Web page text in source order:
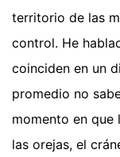
territorio de las
control. He
coinciden en un
promedio no
momento en que
las orejas, el